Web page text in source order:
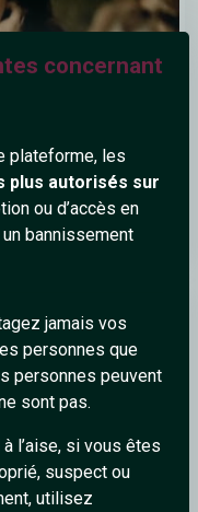
concernant
plateforme, les
plus autorisés sur
ou d’accès en
bannissement
jamais vos
personnes que
personnes peuvent
sont pas.
l’aise, si vous êtes
suspect ou
utilisez
Cherry